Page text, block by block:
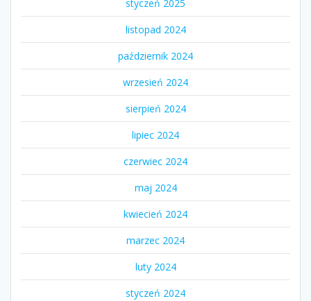
styczeń 2025
listopad 2024
październik 2024
wrzesień 2024
sierpień 2024
lipiec 2024
czerwiec 2024
maj 2024
kwiecień 2024
marzec 2024
luty 2024
styczeń 2024